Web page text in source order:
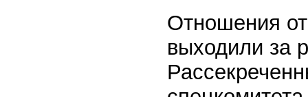
Отношения
выходили за